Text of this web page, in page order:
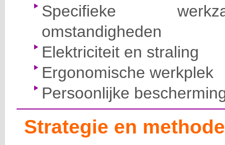
Specifieke
omstandigheden
Elektriciteit en straling
Ergonomische werkplek
Persoonlijke
Strategie en